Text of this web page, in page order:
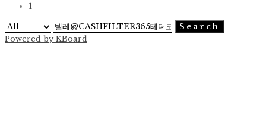
1
Search
Powered by KBoard